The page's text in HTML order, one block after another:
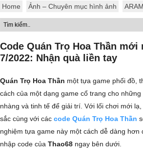
Home Ảnh – Chuyên mục hình ảnh ARAM
Code Quán Trọ Hoa Thần mới
7/2022: Nhận quà liền tay
Quán Trọ Hoa Thần một tựa game phối đồ,
cách của một dạng game cổ trang cho
nhàng và tinh tế để giải trí. Với lối chơi mới
sắc cùng với các code Quán Trọ Hoa Thần
nghiệm tựa game này một cách dễ dàng hơn
nhập code của Thao68 ngay bên dưới.